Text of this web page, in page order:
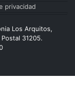
privacidad
Los Arquitos,
31205.